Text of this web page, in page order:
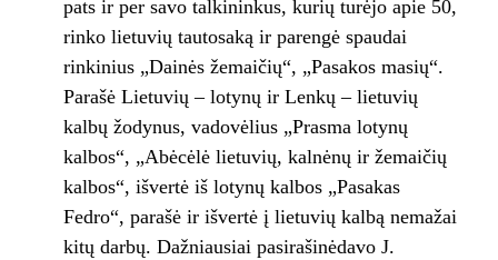
pats ir per savo talkininkus, kurių turėjo apie 50,
rinko lietuvių tautosaką ir parengė spaudai
rinkinius „Dainės žemaičių“, „Pasakos masių“.
Parašė Lietuvių – lotynų ir Lenkų – lietuvių
kalbų žodynus, vadovėlius „Prasma lotynų
kalbos“, „Abėcėlė lietuvių, kalnėnų ir žemaičių
kalbos“, išvertė iš lotynų kalbos „Pasakas
Fedro“, parašė ir išvertė į lietuvių kalbą nemažai
kitų darbų. Dažniausiai pasirašinėdavo J.